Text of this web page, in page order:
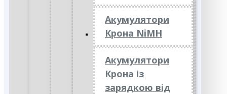
Акумулятори
Крона NiMH
Акумулятори
Крона із
зарядкою від